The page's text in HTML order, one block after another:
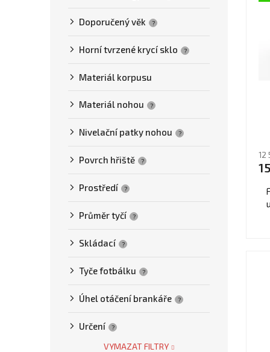
Doporučený věk ?
Horní tvrzené krycí sklo ?
Materiál korpusu
Materiál nohou ?
Nivelační patky nohou ?
Povrch hřiště ?
Prostředí ?
Průměr tyčí ?
Skládací ?
Tyče fotbálku ?
Úhel otáčení brankáře ?
Určení ?
VYMAZAT FILTRY
je
12